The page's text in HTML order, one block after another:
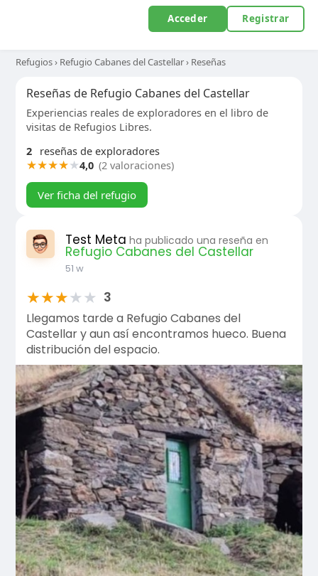
Acceder Registrar
Refugios› Refugio Cabanes del Castellar› Reseñas
Reseñas de Refugio Cabanes del Castellar
Experiencias reales de exploradores en el libro de
visitas de Refugios Libres.
2
reseñas de exploradores
★★★★★4,0 (2 valoraciones)
Ver ficha del refugio
Test Meta ha publicado una reseña en
Refugio Cabanes del Castellar
51 w
★★★★★ 3
Llegamos tarde a Refugio Cabanes del
Castellar y aun así encontramos hueco. Buena
distribución del espacio.